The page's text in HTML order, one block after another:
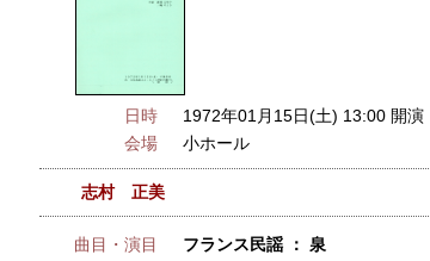
日時
1972年01月15日(土) 13:00 開演
会場
小ホール
志村 正美
曲目・演目
フランス民謡 ： 泉